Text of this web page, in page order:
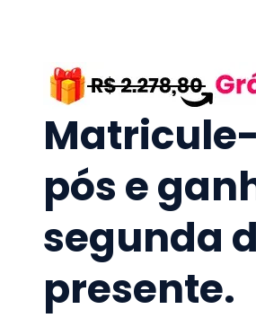
pós e
segunda
presente.